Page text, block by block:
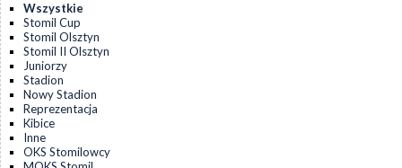
Wszystkie
Stomil Cup
Stomil Olsztyn
Stomil II Olsztyn
Juniorzy
Stadion
Nowy Stadion
Reprezentacja
Kibice
Inne
OKS Stomilowcy